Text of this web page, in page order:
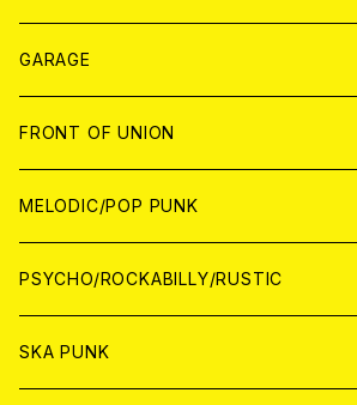
ANALOG
GARAGE
JAPAN
アナログ
CD
WORLD
アナログ
CD
FRONT OF UNION
MELODIC/POP PUNK
JAPAN
CD
WORLD
PSYCHO/ROCKABILLY/RUSTIC
JAPAN
SKA PUNK